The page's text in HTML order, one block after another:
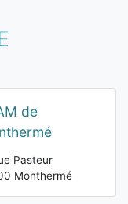
de
Pasteur
Monthermé